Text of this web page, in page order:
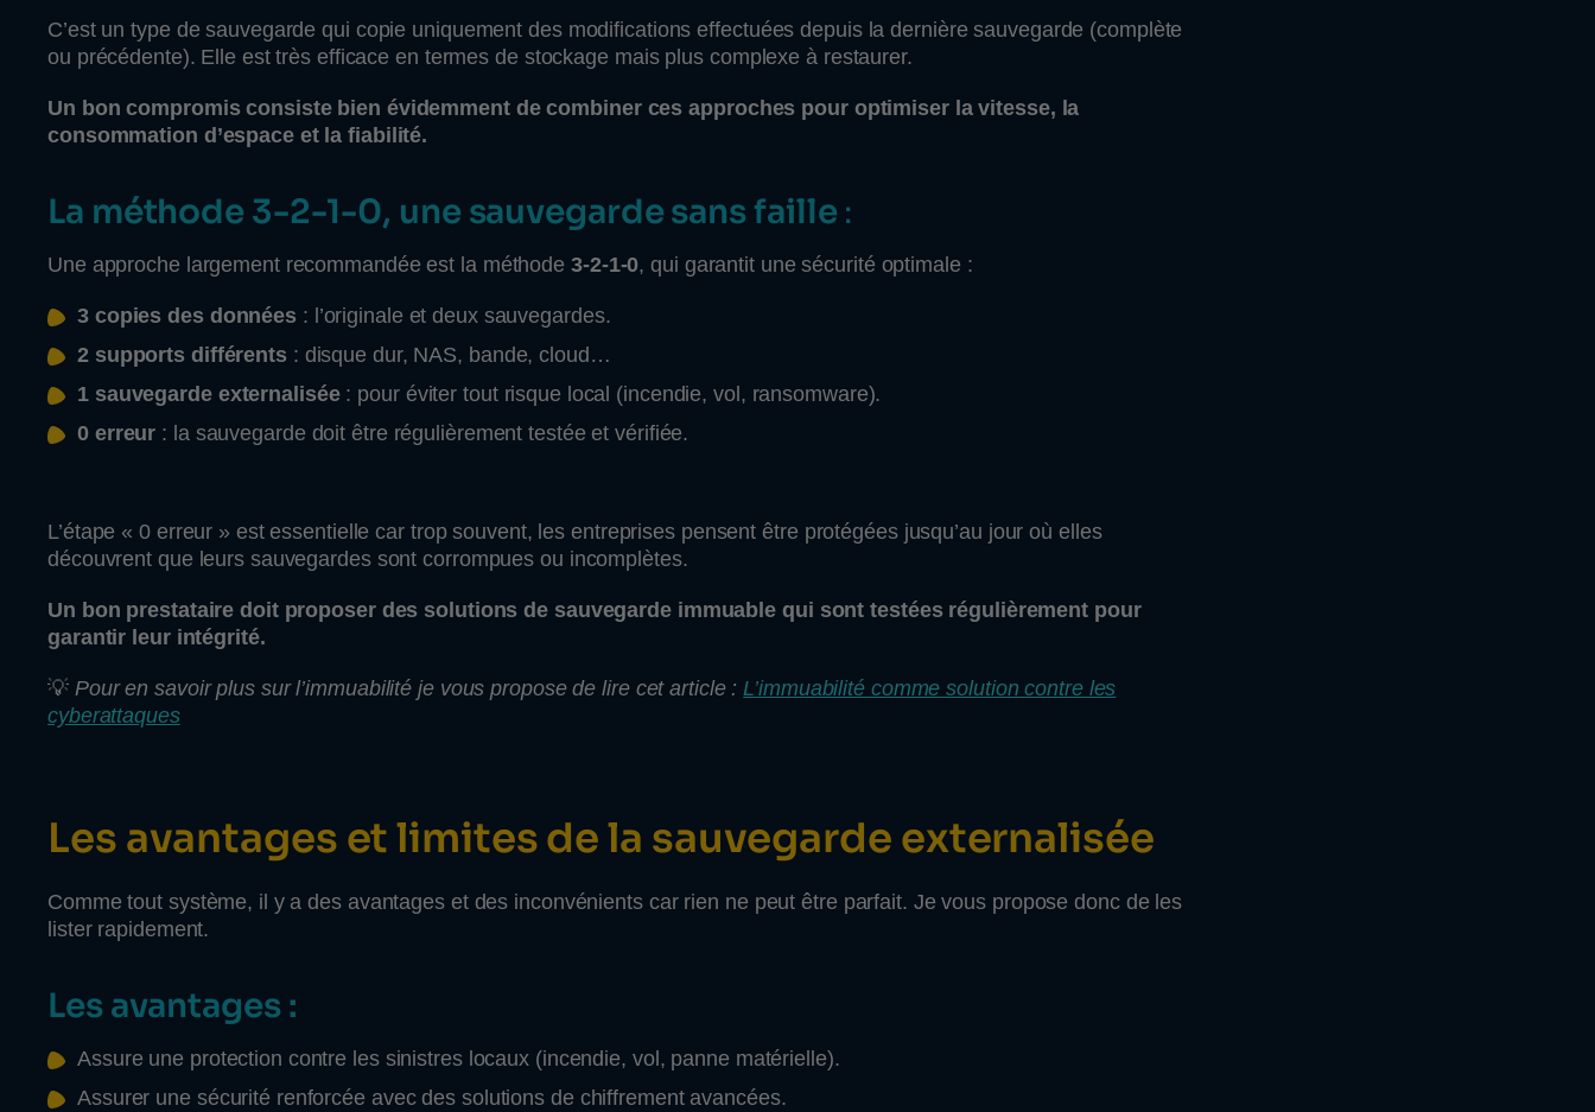
C’est un type de sauvegarde qui copie uniquement des modifications effectuées depuis la dernière sauvegarde (complète
ou précédente). Elle est très efficace en termes de stockage mais plus complexe à restaurer.
Un bon compromis consiste bien évidemment de combiner ces approches pour optimiser la vitesse, la
consommation d’espace et la fiabilité.
La méthode 3-2-1-0, une sauvegarde sans faille:
Une approche largement recommandée est la méthode 3-2-1-0, qui garantit une sécurité optimale :
3 copies des données : l’originale et deux sauvegardes.
2 supports différents : disque dur, NAS, bande, cloud…
1 sauvegarde externalisée: pour éviter tout risque local (incendie, vol, ransomware).
0 erreur : la sauvegarde doit être régulièrement testée et vérifiée.
L’étape « 0 erreur » est essentielle car trop souvent, les entreprises pensent être protégées jusqu’au jour où elles
découvrent que leurs sauvegardes sont corrompues ou incomplètes.
Un bon prestataire doit proposer des solutions de sauvegarde immuable qui sont testées régulièrement pour
garantir leur intégrité.
💡 Pour en savoir plus sur l’immuabilité je vous propose de lire cet article : L’immuabilité comme solution contre les
cyberattaques
Les avantages et limites de la sauvegarde externalisée
Comme tout système, il y a des avantages et des inconvénients car rien ne peut être parfait. Je vous propose donc de les
lister rapidement.
Les avantages :
Assure une protection contre les sinistres locaux (incendie, vol, panne matérielle).
Assurer une sécurité renforcée avec des solutions de chiffrement avancées.